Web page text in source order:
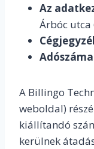
Az
Árbóc utca
A Billingo
weboldal)
kiállítandó
kerülnek